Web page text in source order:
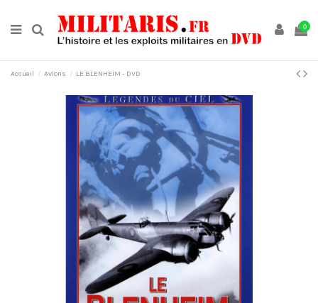
0
Accueil Avions LE BLENHEIM - DVD